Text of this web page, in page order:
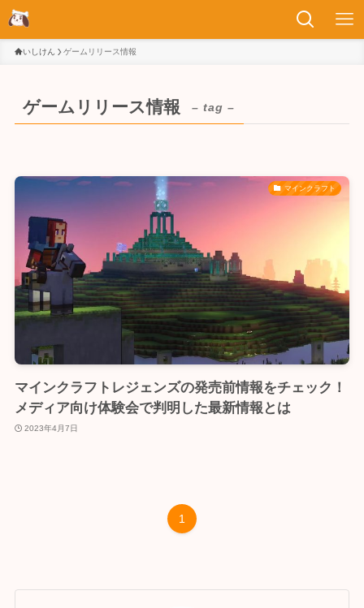
いしけん ゲームリリース情報
ゲームリリース情報 – tag –
マインクラフト
マインクラフトレジェンズの発売前情報をチェック！
メディア向け体験会で判明した最新情報とは
2023年4月7日
1